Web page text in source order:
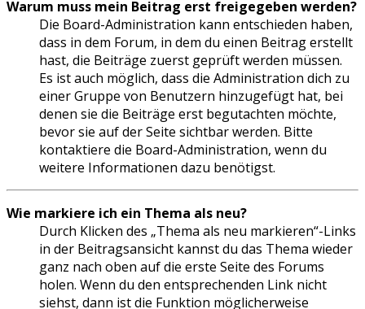
Warum muss mein Beitrag erst freigegeben werden?
Die Board-Administration kann entschieden haben,
dass in dem Forum, in dem du einen Beitrag erstellt
hast, die Beiträge zuerst geprüft werden müssen.
Es ist auch möglich, dass die Administration dich zu
einer Gruppe von Benutzern hinzugefügt hat, bei
denen sie die Beiträge erst begutachten möchte,
bevor sie auf der Seite sichtbar werden. Bitte
kontaktiere die Board-Administration, wenn du
weitere Informationen dazu benötigst.
Wie markiere ich ein Thema als neu?
Durch Klicken des „Thema als neu markieren“-Links
in der Beitragsansicht kannst du das Thema wieder
ganz nach oben auf die erste Seite des Forums
holen. Wenn du den entsprechenden Link nicht
siehst, dann ist die Funktion möglicherweise